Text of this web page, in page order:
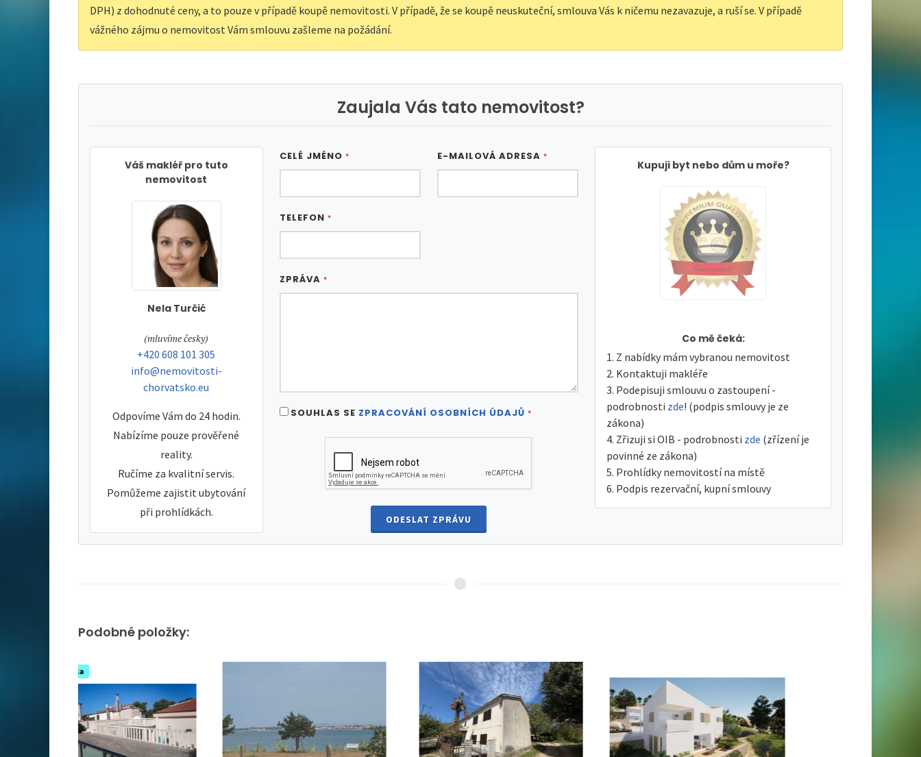
DPH) z dohodnuté ceny, a to pouze v případě koupě nemovitosti. V případě, že se koupě neuskuteční, smlouva Vás k ničemu nezavazuje, a ruší se. V případě
vážného zájmu o nemovitost Vám smlouvu zašleme na požádání.
Zaujala Vás tato nemovitost?
Váš makléř pro tuto
nemovitost
Nela Turčić
tel:
(mluvíme česky)
tel:
+420 608 101 305
e-mail:
info@nemovitosti-
chorvatsko.eu
Odpovíme Vám do 24 hodin.
Nabízíme pouze prověřené
reality.
Ručíme za kvalitní servis.
Pomůžeme zajistit ubytování
při prohlídkách.
CELÉ JMÉNO * E-MAILOVÁ ADRESA *
TELEFON *
ZPRÁVA *
SOUHLAS SE ZPRACOVÁNÍ OSOBNÍCH ÚDAJŮ *
ODESLAT ZPRÁVU
Kupuji byt nebo dům u moře?
Co mě čeká:
Z nabídky mám vybranou nemovitost
Kontaktuji makléře
Podepisuji smlouvu o zastoupení -
podrobnosti zde! (podpis smlouvy je ze
zákona)
Zřizuji si OIB - podrobnosti zde (zřízení je
povinné ze zákona)
Prohlídky nemovitostí na místě
Podpis rezervační, kupní smlouvy
Podobné položky: